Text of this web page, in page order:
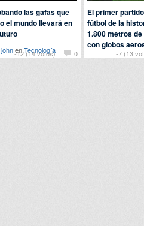
-12 (14 votos) 0
las gafas que
el mundo llevará en
johnenTecnología -7 (13
El primer
fútbol de la
1.800 metros
con globos
Pornomedigasen